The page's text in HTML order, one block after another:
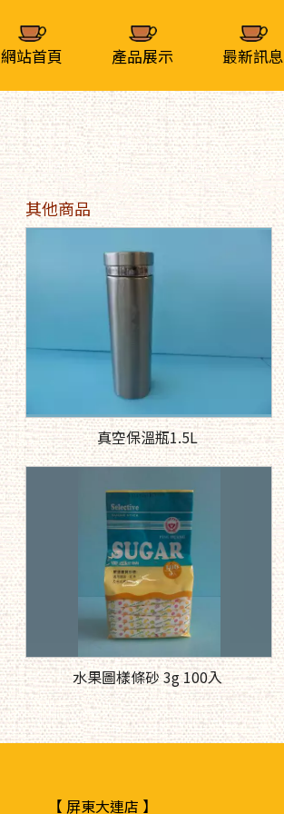
網站首頁 產品展示 最新訊息
其他商品
真空保溫瓶1.5L
水果圖樣條砂 3g 100入
【 屏東大連店 】